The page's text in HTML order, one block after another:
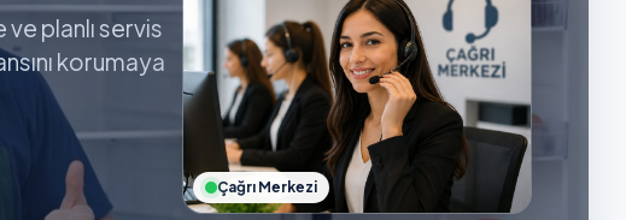
planlı servis
korumaya
Çağrı Merkezi